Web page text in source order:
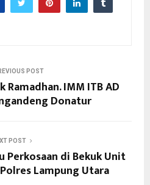
POST
Ramadhan. IMM ITB AD
Donatur
POST
Perkosaan di Bekuk Unit
Lampung Utara